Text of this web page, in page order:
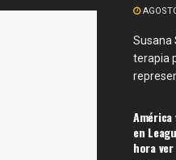
Susana
terapia
en
hora ver